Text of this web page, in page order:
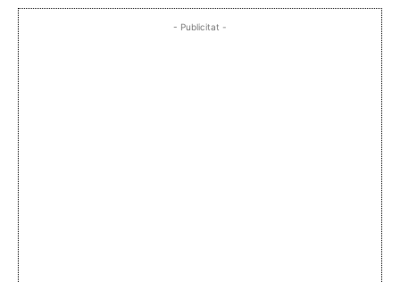
- Publicitat -